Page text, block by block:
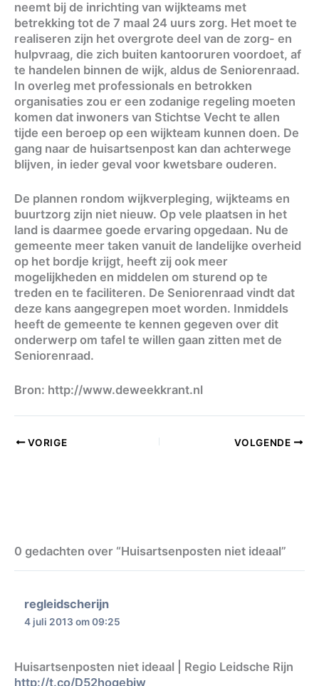
neemt bij de inrichting van wijkteams met
betrekking tot de 7 maal 24 uurs zorg. Het moet te
realiseren zijn het overgrote deel van de zorg- en
hulpvraag, die zich buiten kantooruren voordoet, af
te handelen binnen de wijk, aldus de Seniorenraad.
In overleg met professionals en betrokken
organisaties zou er een zodanige regeling moeten
komen dat inwoners van Stichtse Vecht te allen
tijde een beroep op een wijkteam kunnen doen. De
gang naar de huisartsenpost kan dan achterwege
blijven, in ieder geval voor kwetsbare ouderen.
De plannen rondom wijkverpleging, wijkteams en
buurtzorg zijn niet nieuw. Op vele plaatsen in het
land is daarmee goede ervaring opgedaan. Nu de
gemeente meer taken vanuit de landelijke overheid
op het bordje krijgt, heeft zij ook meer
mogelijkheden en middelen om sturend op te
treden en te faciliteren. De Seniorenraad vindt dat
deze kans aangegrepen moet worden. Inmiddels
heeft de gemeente te kennen gegeven over dit
onderwerp om tafel te willen gaan zitten met de
Seniorenraad.
Bron: http://www.deweekkrant.nl
VORIGE VOLGENDE
0 gedachten over “Huisartsenposten niet ideaal”
regleidscherijn
4 juli 2013 om 09:25
Huisartsenposten niet ideaal | Regio Leidsche Rijn
http://t.co/D52hogebiw